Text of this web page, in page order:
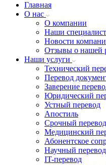
Главная
О нас
О компании
Наши
Новости
Отзывы о нашей
Наши услуги
Технический
Перевод
Заверение
Юридический
Устный перевод
Апостиль
Срочный перевод
Медицинский
Абонентское
Научный перевод
IT-перевод